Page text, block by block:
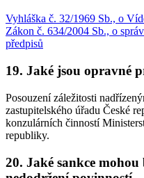
Vyhláška č. 32/1969 Sb., o
Zákon č. 634/2004 Sb., o
předpisů
19. Jaké jsou opravné
Posouzení záležitosti
zastupitelského úřadu České
konzulárních činností
republiky.
20. Jaké sankce